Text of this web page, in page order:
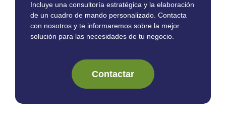
Incluye una consultoría estratégica y la elaboración
de un cuadro de mando personalizado. Contacta
con nosotros y te informaremos sobre la mejor
solución para las necesidades de tu negocio.
Contactar